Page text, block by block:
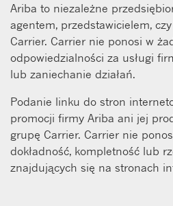
Ariba to niezależne
agentem, przedstawicielem,
Carrier. Carrier nie ponosi w
odpowiedzialności za usługi
lub zaniechanie działań.
Podanie linku do stron
promocji firmy Ariba ani jej
grupę Carrier. Carrier nie
dokładność, kompletność lub
znajdujących się na stronach